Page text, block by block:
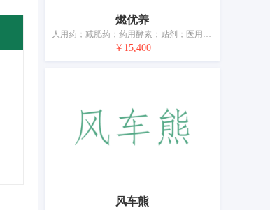
燃优养
人用药；减肥药；药用酵素；贴剂；医用营养品；空气净化制剂；兽医用药；杀虫剂；医用敷料；消毒纸巾
￥15,400
风车熊